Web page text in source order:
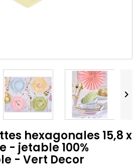

hexagonales 15,8 x
- jetable 100%
- Vert Decor